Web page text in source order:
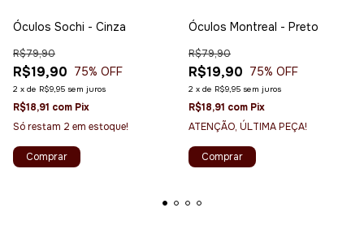
Óculos Sochi - Cinza
R$19,90
R$79,90
75% OFF
2 x de R$9,95 sem juros
R$18,91 com Pix
Só restam 2 em estoque!
Comprar
Óculos Montreal - Preto
R$19,90
R$79,90
75% OFF
2 x de R$9,95 sem juros
R$18,91 com Pix
ATENÇÃO, ÚLTIMA PEÇA!
Comprar